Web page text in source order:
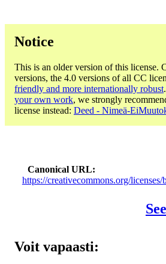
Notice
This is an older version of this license.
versions, the 4.0 versions of all CC
friendly and more internationally robust
your own work, we strongly
license instead: Deed - Nimeä-
Canonical URL
https://creativecommons.org/
Voit vapaasti: